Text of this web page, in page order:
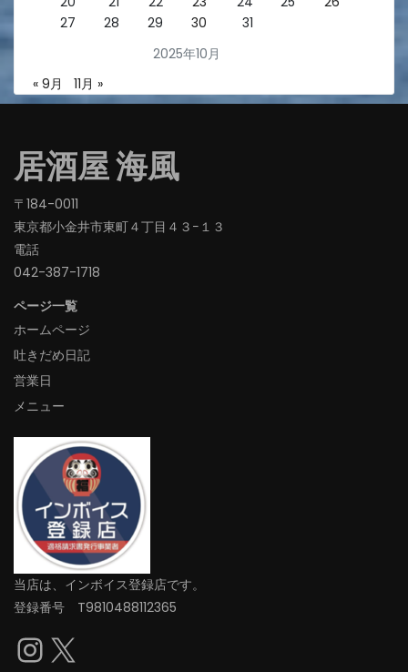
2025年10月
27
28 29 30 31
« 9月 11月 »
居酒屋 海風
〒184-0011
東京都小金井市東町４丁目４３−１３
電話
042-387-1718‬
ページ一覧
ホームページ
吐きだめ日記
営業日
メニュー
当店は、インボイス登録店です。
登録番号 T9810488112365
Instagram
X